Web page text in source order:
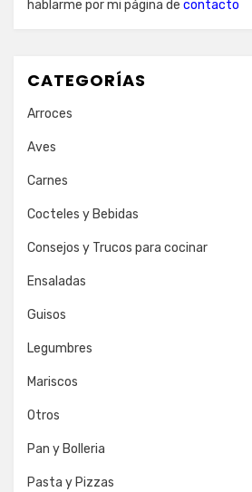
hablarme por mi página de contacto
CATEGORÍAS
Arroces
Aves
Carnes
Cocteles y Bebidas
Consejos y Trucos para cocinar
Ensaladas
Guisos
Legumbres
Mariscos
Otros
Pan y Bolleria
Pasta y Pizzas